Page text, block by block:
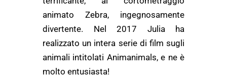
animato Zebra, ingegnosamente
divertente. Nel 2017 Julia ha
realizzato un intera serie di film sugli
animali intitolati Animanimals, e ne è
molto entusiasta!